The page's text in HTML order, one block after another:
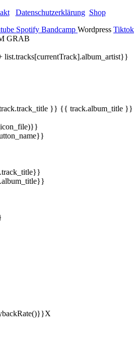
Datenschutzerklärung Shop
Spotify Bandcamp Wordpress Tiktok
GRAB
list.tracks[currentTrack].album_artist}}
}} {{ track.album_title }}